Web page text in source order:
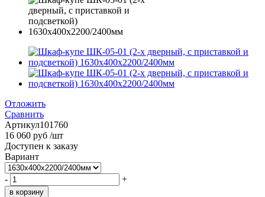
Отложить
Сравнить
Артикул101760
16 060 руб /шт
Доступен к заказу
Вариант
- +